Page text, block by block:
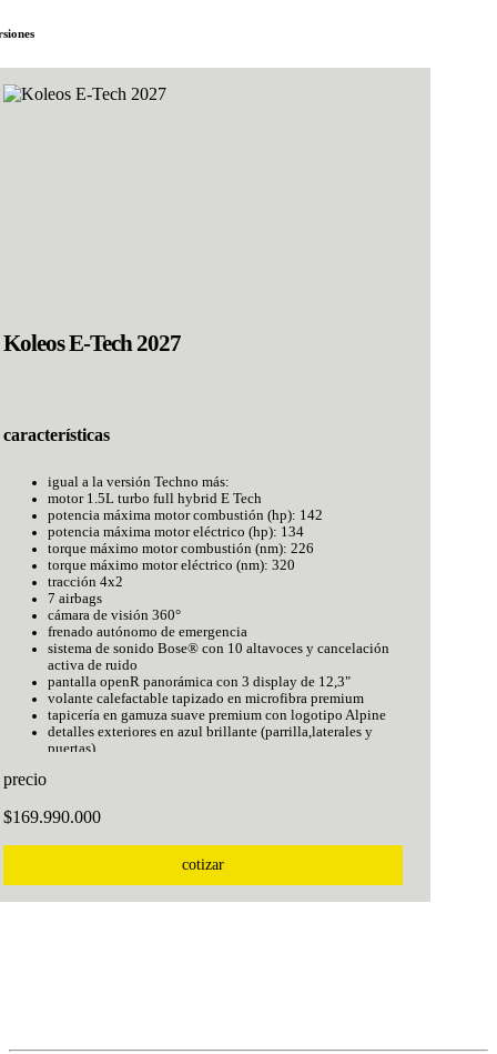
Koleos E-Tech 2027
características
igual a la versión Techno más:
motor 1.5L turbo full hybrid E Tech
potencia máxima motor combustión (hp): 142
potencia máxima motor eléctrico (hp): 134
torque máximo motor combustión (nm): 226
torque máximo motor eléctrico (nm): 320
tracción 4x2
7 airbags
cámara de visión 360°
frenado autónomo de emergencia
sistema de sonido Bose® con 10 altavoces y cancelación
activa de ruido
pantalla openR panorámica con 3 display de 12,3"
volante calefactable tapizado en microfibra premium
tapicería en gamuza suave premium con logotipo Alpine
detalles exteriores en azul brillante (parrilla,laterales y
puertas)
iluminación ambiental panel de puertas personalizable
lumbar y memoria
sistema de sonido Bose® con 10 altavoces y cancelación
activa de ruido
head up display con realidad aumentada (HUD)
precio
$169.990.000
cotizar